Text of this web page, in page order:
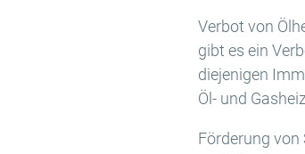
Verbot von
gibt es ein
diejenigen
Öl- und
Förderung